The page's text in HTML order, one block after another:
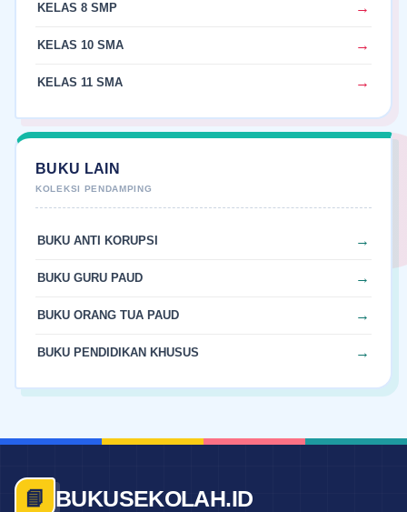
KELAS 8 SMP
KELAS 10 SMA
KELAS 11 SMA
BUKU LAIN
BUKU ANTI KORUPSI
BUKU GURU PAUD
BUKU ORANG TUA PAUD
BUKU PENDIDIKAN KHUSUS
📘 BUKUSEKOLAH.ID